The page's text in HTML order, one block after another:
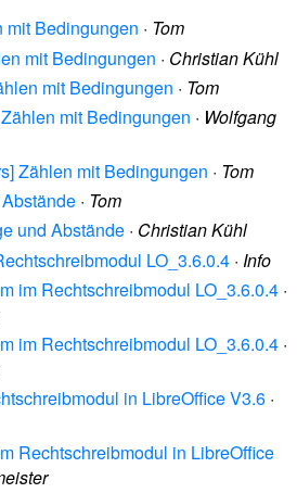
mit Bedingungen · Tom
mit Bedingungen · Christian Kühl
mit Bedingungen · Tom
mit Bedingungen · Wolfgang
Zählen mit Bedingungen · Tom
· Tom
und Abstände · Christian Kühl
LO_3.6.0.4 · Info
im Rechtschreibmodul LO_3.6.0.4 ·
im Rechtschreibmodul LO_3.6.0.4 ·
in LibreOffice V3.6 ·
Rechtschreibmodul in LibreOffice